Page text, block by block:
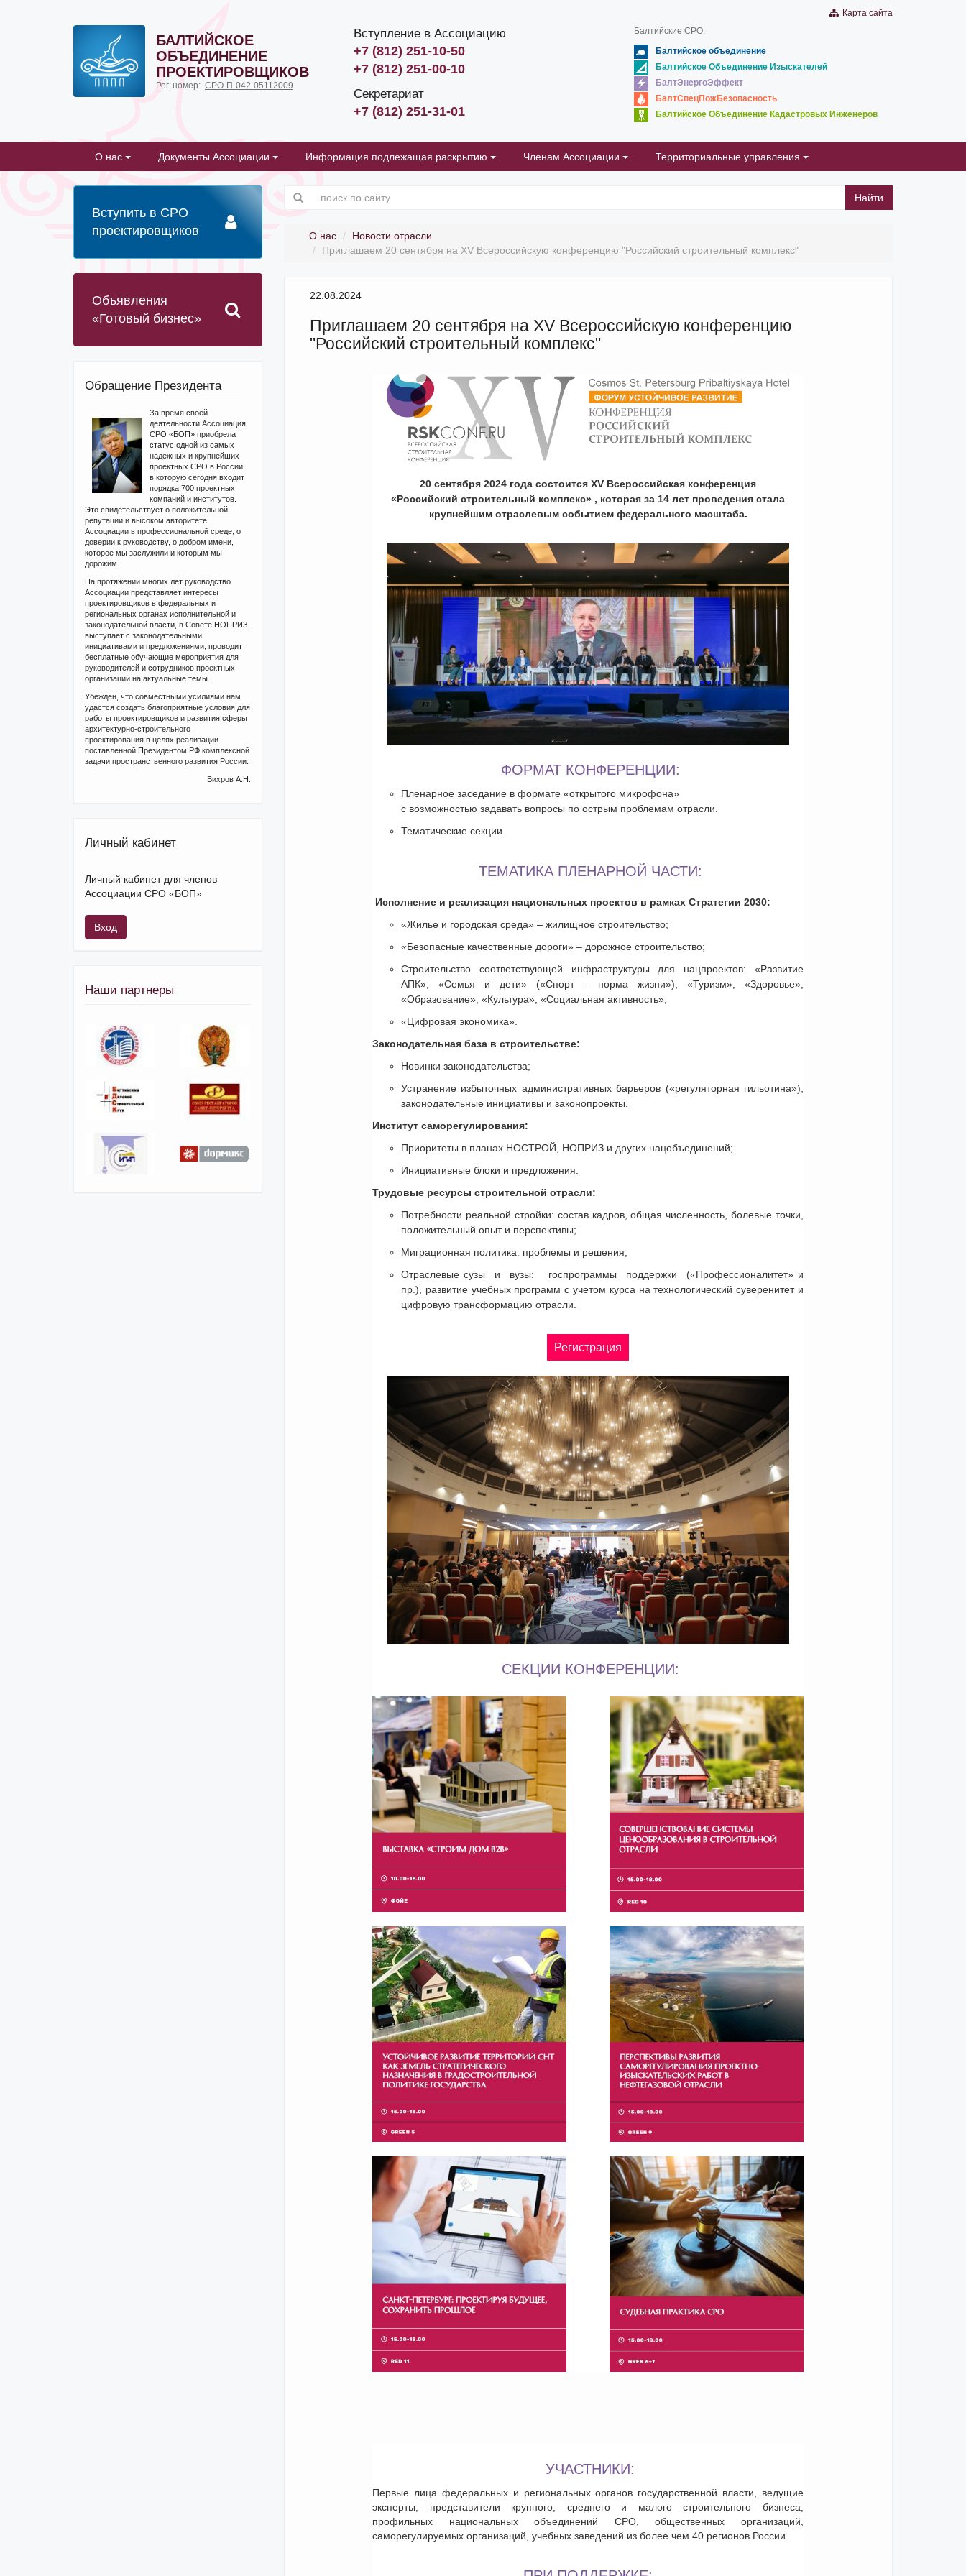
БАЛТИЙСКОЕ
ОБЪЕДИНЕНИЕ
ПРОЕКТИРОВЩИКОВ
Рег. номер: СРО-П-042-05112009
Вступление в Ассоциацию
+7 (812) 251-10-50
+7 (812) 251-00-10
Секретариат
+7 (812) 251-31-01
Карта сайта
Балтийские СРО:
Балтийское объединение
Балтийское Объединение Изыскателей
БалтЭнергоЭффект
БалтСпецПожБезопасность
Балтийское Объединение Кадастровых Инженеров
О нас Документы Ассоциации Информация подлежащая раскрытию Членам Ассоциации Территориальные управления
Найти
О нас
Новости отрасли
Приглашаем 20 сентября на XV Всероссийскую конференцию "Российский строительный комплекс"
22.08.2024
Приглашаем 20 сентября на XV Всероссийскую конференцию
"Российский строительный комплекс"
20 сентября 2024 года состоится XV Всероссийская конференция
«Российский строительный комплекс» , которая за 14 лет проведения стала
крупнейшим отраслевым событием федерального масштаба.
​ ФОРМАТ КОНФЕРЕНЦИИ:
Пленарное заседание в формате «открытого микрофона»
с возможностью задавать вопросы по острым проблемам отрасли.
Тематические секции.
​ ТЕМАТИКА ПЛЕНАРНОЙ ЧАСТИ:
Исполнение и реализация национальных проектов в рамках Стратегии 2030:
«Жилье и городская среда» – жилищное строительство;
«Безопасные качественные дороги» – дорожное строительство;
Строительство соответствующей инфраструктуры для нацпроектов: «Развитие
АПК», «Семья и дети» («Спорт – норма жизни»), «Туризм», «Здоровье»,
«Образование», «Культура», «Социальная активность»;
«Цифровая экономика».
Законодательная база в строительстве:
Новинки законодательства;
Устранение избыточных административных барьеров («регуляторная гильотина»);
законодательные инициативы и законопроекты.
Институт саморегулирования:
Приоритеты в планах НОСТРОЙ, НОПРИЗ и других нацобъединений;
Инициативные блоки и предложения.
Трудовые ресурсы строительной отрасли:
Потребности реальной стройки: состав кадров, общая численность, болевые точки,
положительный опыт и перспективы;
Миграционная политика: проблемы и решения;
Отраслевые сузы и вузы: госпрограммы поддержки («Профессионалитет» и
пр.), развитие учебных программ с учетом курса на технологический суверенитет и
цифровую трансформацию отрасли.
Регистрация
​ СЕКЦИИ КОНФЕРЕНЦИИ:
​ УЧАСТНИКИ:
Первые лица федеральных и региональных органов государственной власти, ведущие
эксперты, представители крупного, среднего и малого строительного бизнеса,
профильных национальных объединений СРО, общественных организаций,
саморегулируемых организаций, учебных заведений из более чем 40 регионов России.
Вступить в СРО
проектировщиков
Объявления
«Готовый бизнес»
Обращение Президента
За время своей
деятельности Ассоциация
СРО «БОП» приобрела
статус одной из самых
надежных и крупнейших
проектных СРО в России,
в которую сегодня входит
порядка 700 проектных
компаний и институтов.
Это свидетельствует о положительной
репутации и высоком авторитете
Ассоциации в профессиональной среде, о
доверии к руководству, о добром имени,
которое мы заслужили и которым мы
дорожим.
На протяжении многих лет руководство
Ассоциации представляет интересы
проектировщиков в федеральных и
региональных органах исполнительной и
законодательной власти, в Совете НОПРИЗ,
выступает с законодательными
инициативами и предложениями, проводит
бесплатные обучающие мероприятия для
руководителей и сотрудников проектных
организаций на актуальные темы.
Убежден, что совместными усилиями нам
удастся создать благоприятные условия для
работы проектировщиков и развития сферы
архитектурно-строительного
проектирования в целях реализации
поставленной Президентом РФ комплексной
задачи пространственного развития России.
Вихров А.Н.
Личный кабинет
Личный кабинет для членов
Ассоциации СРО «БОП»
Вход
Наши партнеры